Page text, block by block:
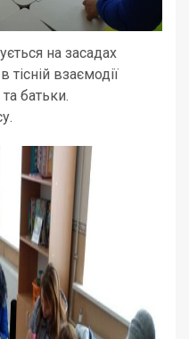
на засадах
тісній взаємодії
батьки.